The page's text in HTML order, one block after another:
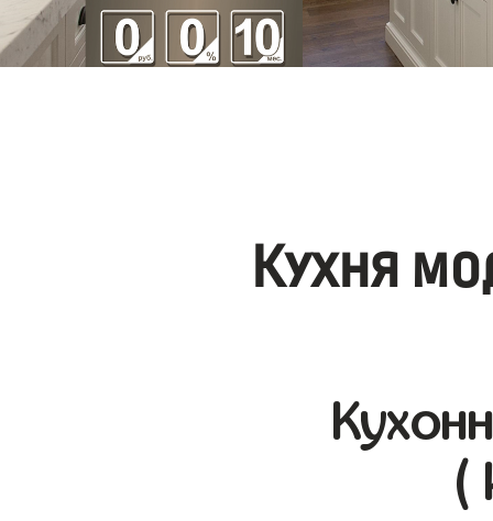
Кухня
(